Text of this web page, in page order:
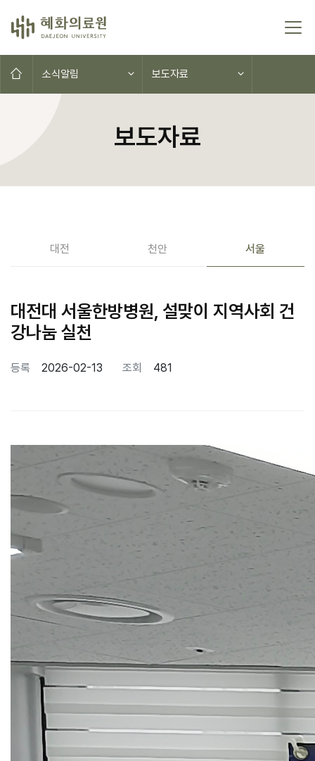
콘텐츠로 이동
홈으로소식알림 보도자료
보도자료
공지사항(대전,천안,서울)
대전 천안 서울
대전대 서울한방병원, 설맞이 지역사회 건
강나눔 실천
등록 2026-02-13 조회 481